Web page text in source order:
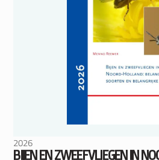
2026
BIJEN EN ZWEEFVLIEGEN IN